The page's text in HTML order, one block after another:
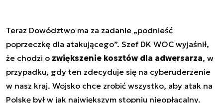
Teraz Dowództwo ma za zadanie „podnieść
poprzeczkę dla atakującego”. Szef DK WOC wyjaśnił,
że chodzi o zwiększenie kosztów dla adwersarza, w
przypadku, gdy ten zdecyduje się na cyberuderzenie
w nasz kraj. Wojsko chce zrobić wszystko, aby atak na
Polskę był w jak największym stopniu nieopłacalny.